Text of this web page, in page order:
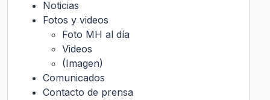
Noticias
Fotos y videos
Foto MH al día
Videos
(Imagen)
Comunicados
Contacto de prensa